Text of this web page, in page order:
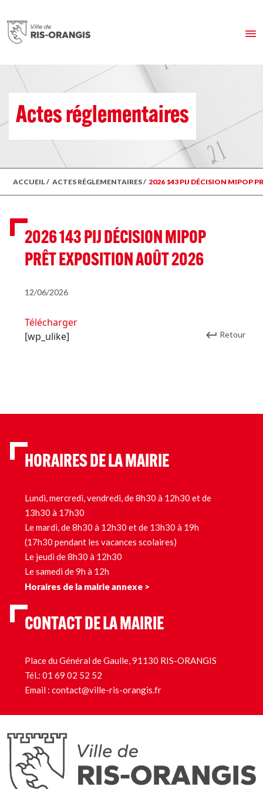
Actes réglementaires
ACCUEIL/ ACTES RÉGLEMENTAIRES/ 2026 143 PIJ DÉCISION MIPOP
2026 143 PIJ DÉCISION MIPOP
PRÊT EXPOSITION AOÛT 2026
12/06/2026
Télécharger
[wp_ulike]
Retour
HORAIRES DE LA MAIRIE
Lundi, mercredi, vendredi, de 8h30 à 12h30 et de
13h30 à 17h30
Le mardi, de 8h30 à 12h30 et de 13h30 à 19h
(17h30 pendant les vacances scolaires)
Le jeudi de 8h30 à 12h30
Le samedi de 9h à 12h
Horaires de la mairie annexe >
CONTACT DE LA MAIRIE
Place du Général de Gaulle, 91130 RIS-ORANGIS
Tél.: 01 69 02 52 52
Email : contact@ville-ris-orangis.fr